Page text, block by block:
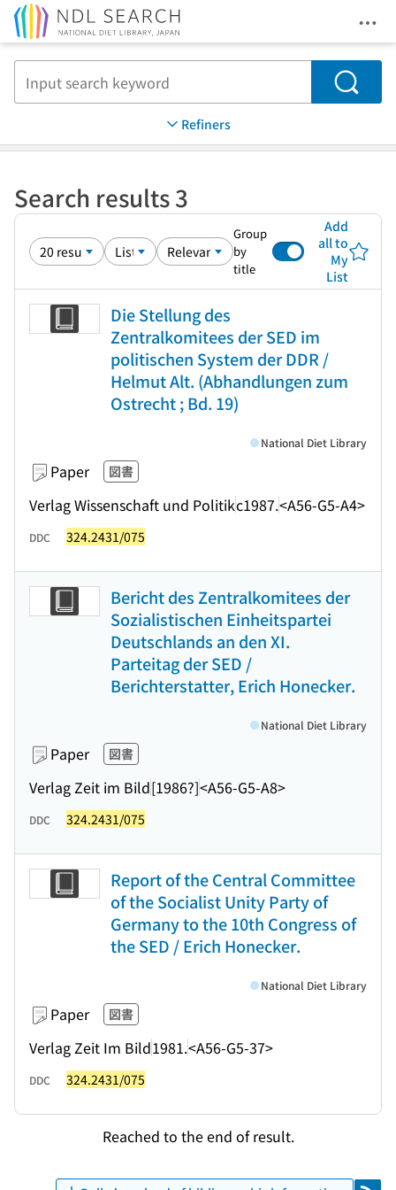
Search
Refiners
Search results 3
Group
by
title
Add
all to
My
List
Die Stellung des
Zentralkomitees der SED im
politischen System der DDR /
Helmut Alt. (Abhandlungen zum
Ostrecht ; Bd. 19)
Paper 図書
Verlag Wissenschaft und Politikc1987.<A56-G5-A4>
National Diet Library
DDC 324.2431/075
Bericht des Zentralkomitees der
Sozialistischen Einheitspartei
Deutschlands an den XI.
Parteitag der SED /
Berichterstatter, Erich Honecker.
Paper 図書
Verlag Zeit im Bild[1986?]<A56-G5-A8>
National Diet Library
DDC 324.2431/075
Report of the Central Committee
of the Socialist Unity Party of
Germany to the 10th Congress of
the SED / Erich Honecker.
Paper 図書
Verlag Zeit Im Bild1981.<A56-G5-37>
National Diet Library
DDC 324.2431/075
Reached to the end of result.